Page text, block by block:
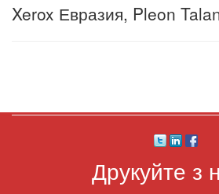
Xerox Евразия, Pleon
Друкуйте з